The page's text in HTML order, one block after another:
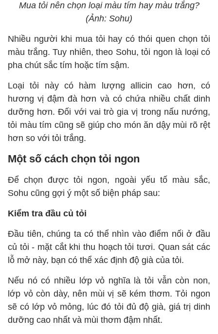
Mua tỏi nên chọn loại màu tím hay màu trắng?
(Ảnh: Sohu)
Nhiều người khi mua tỏi hay có thói quen chọn tỏi
màu trắng. Tuy nhiên, theo Sohu, tỏi ngon là loại có
pha chút sắc tím hoặc tím sậm.
Loại tỏi này có hàm lượng allicin cao hơn, có
hương vị đậm đà hơn và có chứa nhiều chất dinh
dưỡng hơn. Đối với vai trò gia vị trong nấu nướng,
tỏi màu tím cũng sẽ giúp cho món ăn dậy mùi rõ rệt
hơn so với tỏi trắng.
Một số cách chọn tỏi ngon
Để chọn được tỏi ngon, ngoài yếu tố màu sắc,
Sohu cũng gợi ý một số biện pháp sau:
Kiểm tra đầu củ tỏi
Đầu tiên, chúng ta có thể nhìn vào điểm nối ở đầu
củ tỏi - mặt cắt khi thu hoạch tỏi tươi. Quan sát các
lỗ mở này, bạn có thể xác định độ già của tỏi.
Nếu nó có nhiều lớp vỏ nghĩa là tỏi vẫn còn non,
lớp vỏ còn dày, nên mùi vị sẽ kém thơm. Tỏi ngon
sẽ có lớp vỏ mỏng, lúc đó tỏi đủ độ già, giá trị dinh
dưỡng cao nhất và mùi thơm đậm nhất.